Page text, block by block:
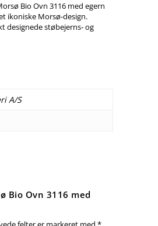
Bio Ovn 3116 med egern
ikoniske Morsø-design.
designede støbejerns- og
A/S
Bio Ovn 3116 med